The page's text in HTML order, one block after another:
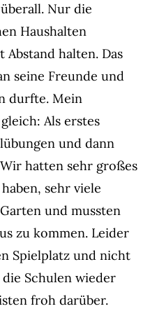
Nur die
Haushalten
halten. Das
seine Freunde und
durfte. Mein
Als erstes
und dann
hatten sehr großes
sehr viele
und mussten
zu kommen. Leider
Spielplatz und nicht
Schulen wieder
froh darüber.